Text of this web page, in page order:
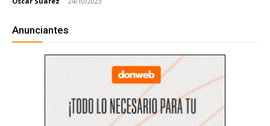
Anunciantes